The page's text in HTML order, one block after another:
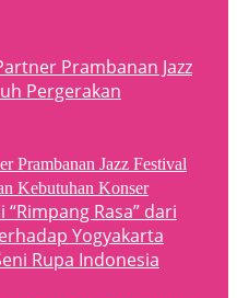
Prambanan Jazz Festival
Kebutuhan Konser